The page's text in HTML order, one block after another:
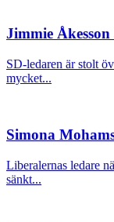
Jimmie
SD-ledaren är stolt
mycket...
Simona
Liberalernas ledare
sänkt...